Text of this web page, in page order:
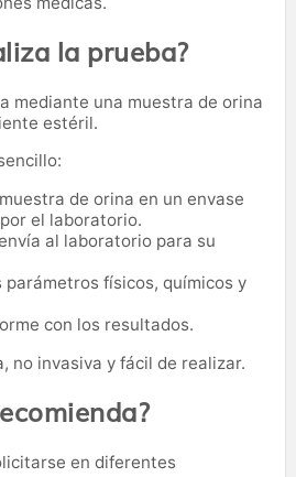
la prueba?
mediante una muestra de orina
estéril.
de orina en un envase
el laboratorio.
al laboratorio para su
parámetros físicos, químicos y
con los resultados.
no invasiva y fácil de realizar.
en diferentes